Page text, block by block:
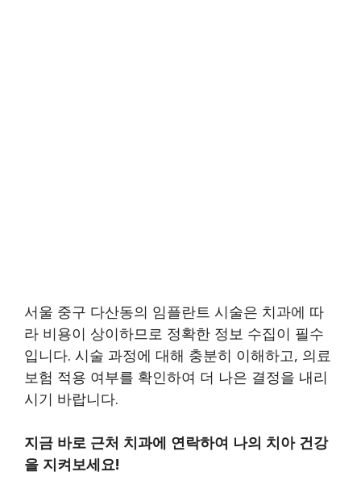
서울 중구 다산동의 임플란트 시술은 치과에 따
라 비용이 상이하므로 정확한 정보 수집이 필수
입니다. 시술 과정에 대해 충분히 이해하고, 의료
보험 적용 여부를 확인하여 더 나은 결정을 내리
시기 바랍니다.
지금 바로 근처 치과에 연락하여 나의 치아 건강
을 지켜보세요!